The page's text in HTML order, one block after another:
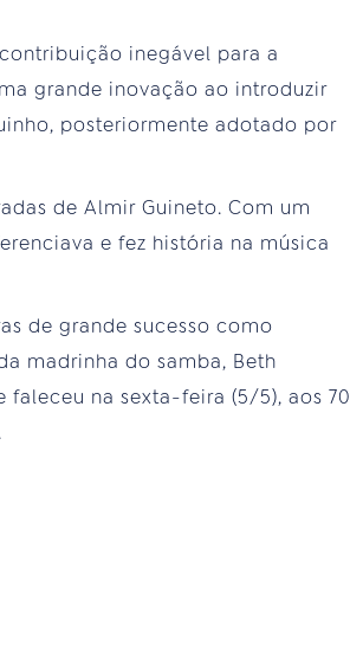
inegável para a
grande inovação ao introduzir
posteriormente adotado por
de Almir Guineto. Com um
e fez história na música
de grande sucesso como
madrinha do samba, Beth
faleceu na sexta-feira (5/5), aos 70